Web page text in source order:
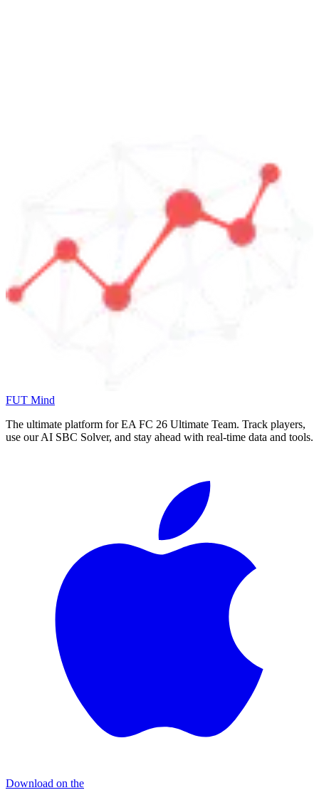
FUT Mind
The ultimate platform for EA FC 26 Ultimate Team. Track players,
use our AI SBC Solver, and stay ahead with real-time data and tools.
Download on the